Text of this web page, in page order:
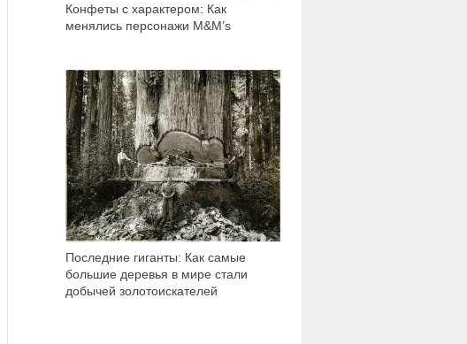
Конфеты с характером: Как
менялись персонажи M&M’s
Последние гиганты: Как самые
большие деревья в мире стали
добычей золотоискателей
50 153